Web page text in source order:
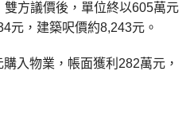
方議價後，單位終以605萬元
元，建築呎價約8,243元。
入物業，帳面獲利282萬元，